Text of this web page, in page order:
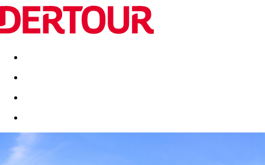
Destinatii Vacanta perfecta OFERTE DE NERATAT